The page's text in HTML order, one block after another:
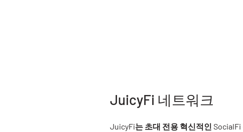
JuicyFi 네트워크
JuicyFi는 초대 전용 혁신적인